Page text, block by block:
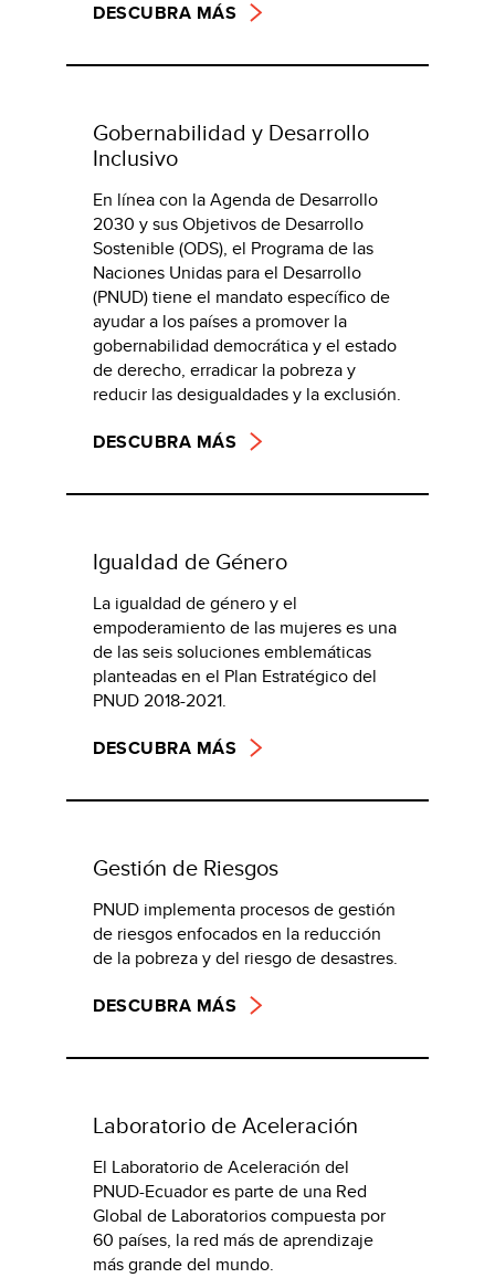
DESCUBRA MÁS
Gobernabilidad y Desarrollo
Inclusivo
En línea con la Agenda de Desarrollo
2030 y sus Objetivos de Desarrollo
Sostenible (ODS), el Programa de las
Naciones Unidas para el Desarrollo
(PNUD) tiene el mandato específico de
ayudar a los países a promover la
gobernabilidad democrática y el estado
de derecho, erradicar la pobreza y
reducir las desigualdades y la exclusión.
DESCUBRA MÁS
Igualdad de Género
La igualdad de género y el
empoderamiento de las mujeres es una
de las seis soluciones emblemáticas
planteadas en el Plan Estratégico del
PNUD 2018-2021.
DESCUBRA MÁS
Gestión de Riesgos
PNUD implementa procesos de gestión
de riesgos enfocados en la reducción
de la pobreza y del riesgo de desastres.
DESCUBRA MÁS
Laboratorio de Aceleración
El Laboratorio de Aceleración del
PNUD-Ecuador es parte de una Red
Global de Laboratorios compuesta por
60 países, la red más de aprendizaje
más grande del mundo.